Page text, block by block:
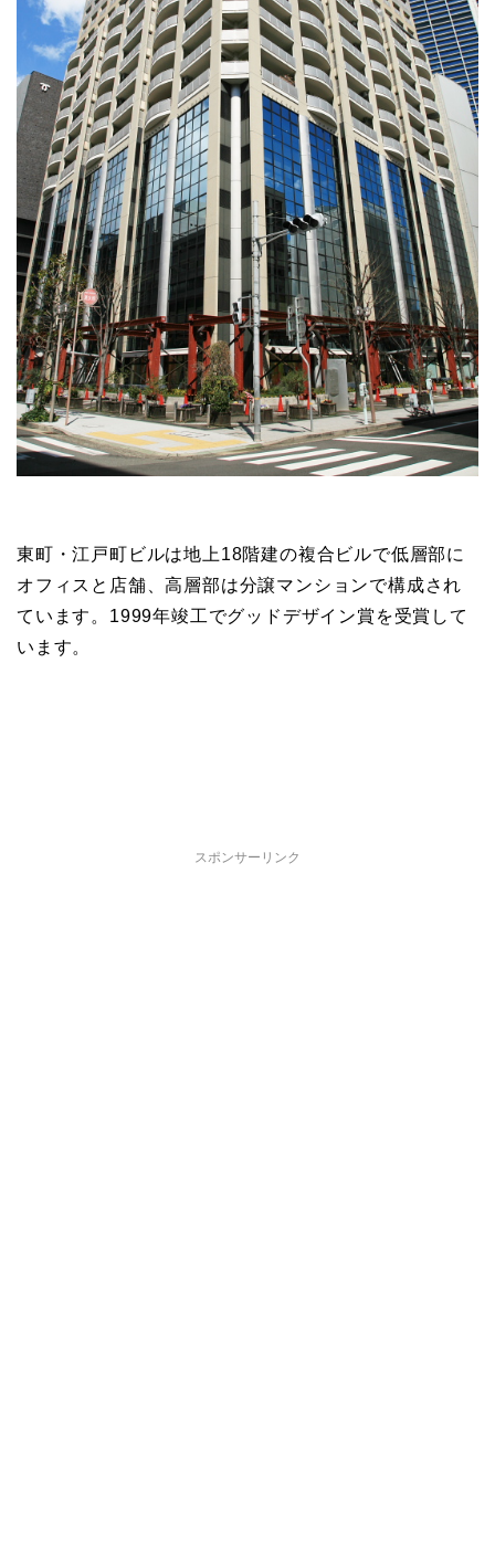
東町・江戸町ビルは地上18階建の複合ビルで低層部に
オフィスと店舗、高層部は分譲マンションで構成され
ています。1999年竣工でグッドデザイン賞を受賞して
います。
スポンサーリンク